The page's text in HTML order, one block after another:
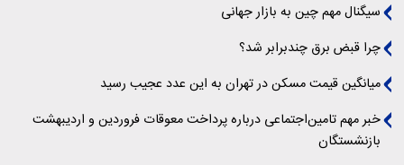
سیگنال‌ مهم چین به بازار جهانی
چرا قبض برق چندبرابر شد؟
میانگین قیمت مسکن در تهران به این عدد عجیب رسید
خبر مهم تامین‌اجتماعی درباره پرداخت معوقات فروردین و اردیبهشت
بازنشستگان